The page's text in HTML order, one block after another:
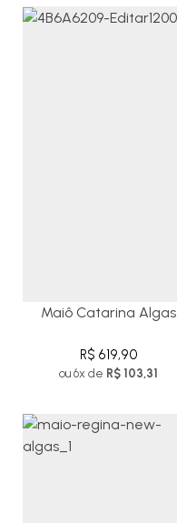
Maiô Catarina Algas
R$ 619,90
ou 6x de R$ 103,31